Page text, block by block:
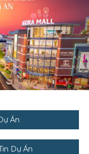
Án
Dự Án